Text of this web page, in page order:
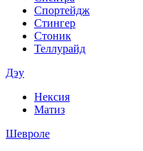
Спортейдж
Стингер
Стоник
Теллурайд
Дэу
Нексия
Матиз
Шевроле